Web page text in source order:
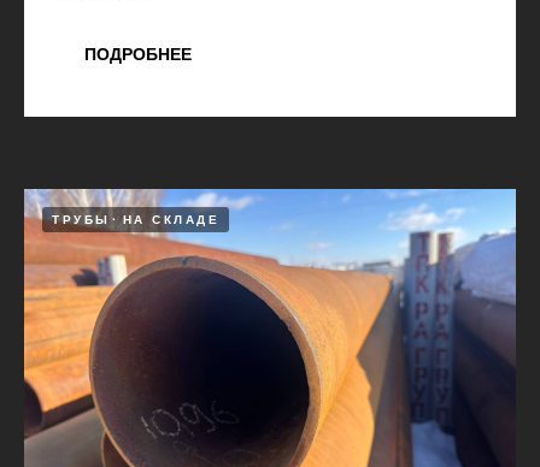
ПОДРОБНЕЕ
ТРУБЫ НА СКЛАДЕ